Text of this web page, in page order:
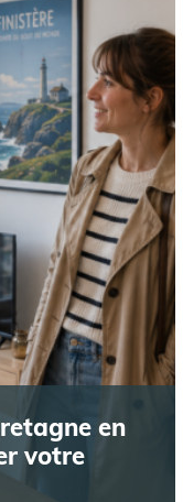
en
votre